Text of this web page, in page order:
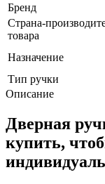
Бренд
Страна-
товара
Назначение
Тип ручки
Описание
Дверная
купить,